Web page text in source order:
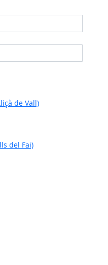
de Vall)
del Fai)